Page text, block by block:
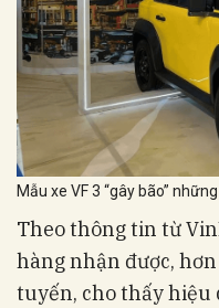
Mẫu xe VF 3 “gây bão”
Theo thông tin từ
hàng nhận được,
tuyến, cho thấy hiệu